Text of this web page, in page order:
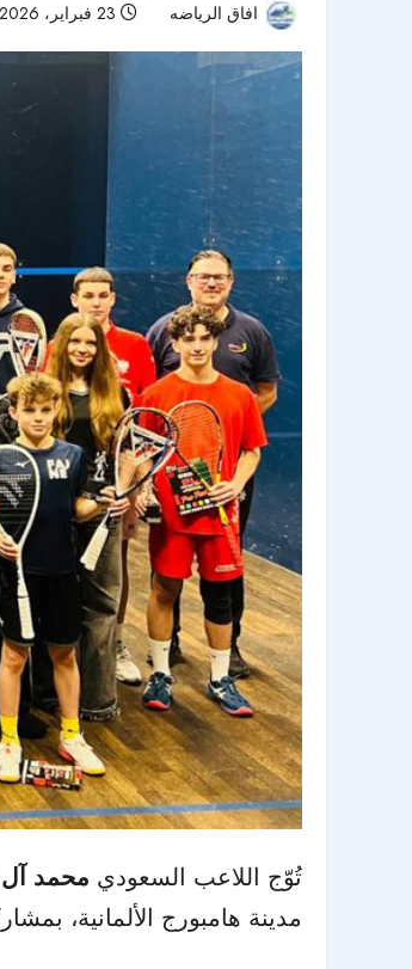
افاق الرياضه
تُوّج اللاعب السعودي محمد
مدينة هامبورج الألمانية،